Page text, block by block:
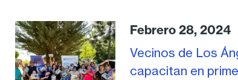
Febrero 28, 2024
Vecinos de Los
capacitan en